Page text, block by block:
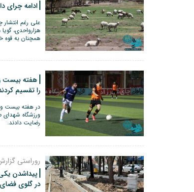
ادامه چرای
علی رغم
هزارواحدی،
همچنان به قوه
هفته بیست
را تقسیم
در هفته بیست
ورزشگاه
رضایت دادند.
روراستی
پیداشدن
در گلوی